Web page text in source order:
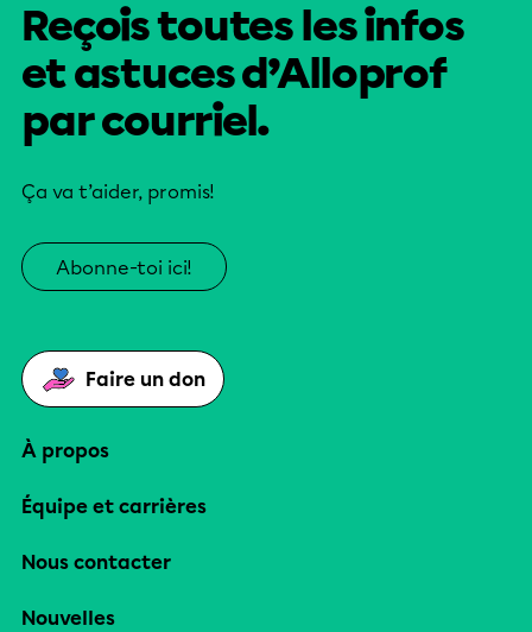
Reçois toutes les infos
et astuces d’Alloprof
par courriel.
Ça va t’aider, promis!
Abonne-toi ici!
Faire un don
À propos
Équipe et carrières
Nous contacter
Nouvelles